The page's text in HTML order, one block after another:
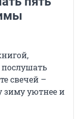
свечей –
зиму уютнее и